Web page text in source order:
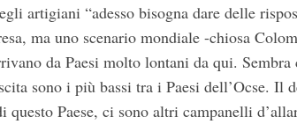
artigiani “adesso bisogna dare delle
ma uno scenario mondiale -chiosa
da Paesi molto lontani da qui.
sono i più bassi tra i Paesi dell’Ocse. Il
questo Paese, ci sono altri campanelli